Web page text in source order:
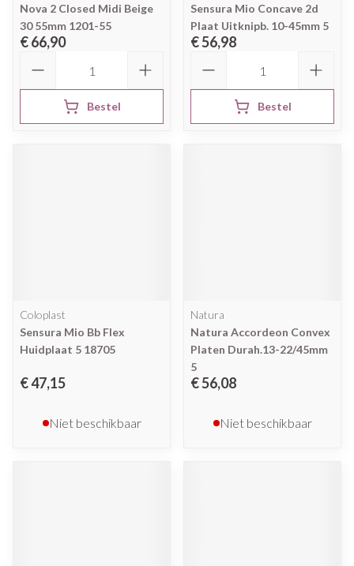
Nova 2 Closed Midi Beige
30 55mm 1201-55
€ 66,90
Bestel
Sensura Mio Concave 2d
Plaat Uitknipb. 10-45mm 5
€ 56,98
Bestel
Coloplast
Sensura Mio Bb Flex
Huidplaat 5 18705
€ 47,15
Niet beschikbaar
Natura
Natura Accordeon Convex
Platen Durah.13-22/45mm
5
€ 56,08
Niet beschikbaar